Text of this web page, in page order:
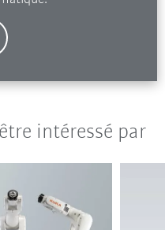
intéressé par